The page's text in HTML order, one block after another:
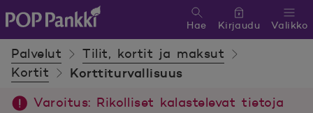
POP Pankki, etusivulle
Valikko
Hae Kirjaudu
Palvelut
Tilit, kortit ja maksut
Kortit
Kortti­turvallisuus
Varoitus: Rikolliset kalastelevat tietoja